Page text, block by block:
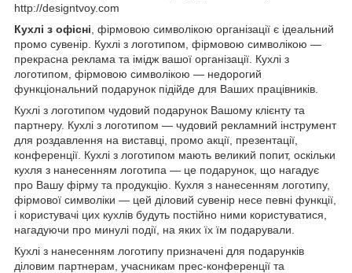
http://designtvoy.com
Кухлі з офісні , фірмовою символікою організації є ідеальний
промо сувенір. Кухлі з логотипом, фірмовою символікою —
прекрасна реклама та імідж вашої організації. Кухлі з
логотипом, фірмовою символікою — недорогий
функціональний подарунок підійде для Ваших працівників.
Кухлі з логотипом чудовий подарунок Вашому клієнту та
партнеру. Кухлі з логотипом — чудовий рекламний інструмент
для роздавлення на виставці, промо акції, презентації,
конференції. Кухлі з логотипом мають великий попит, оскільки
кухля з нанесенням логотипа — це подарунок, що нагадує
про Вашу фірму та продукцію. Кухля з нанесенням логотипу,
фірмової символіки — цей діловий сувенір несе певні функції,
і користувачі цих кухлів будуть постійно ними користуватися,
нагадуючи про минулі події, на яких їх їм подарували.
Кухлі з нанесенням логотипу призначені для подарунків
діловим партнерам, учасникам прес-конференції та